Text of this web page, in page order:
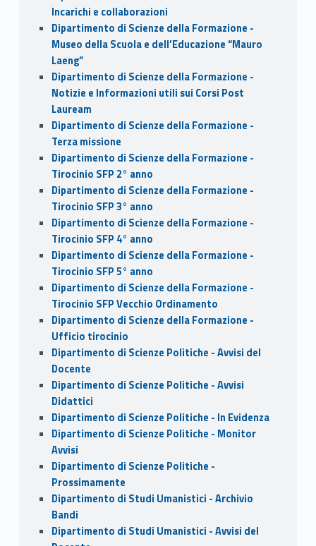
Incarichi e collaborazioni
Dipartimento di Scienze della Formazione -
Museo della Scuola e dell’Educazione “Mauro
Laeng”
Dipartimento di Scienze della Formazione -
Notizie e Informazioni utili sui Corsi Post
Lauream
Dipartimento di Scienze della Formazione -
Terza missione
Dipartimento di Scienze della Formazione -
Tirocinio SFP 2° anno
Dipartimento di Scienze della Formazione -
Tirocinio SFP 3° anno
Dipartimento di Scienze della Formazione -
Tirocinio SFP 4° anno
Dipartimento di Scienze della Formazione -
Tirocinio SFP 5° anno
Dipartimento di Scienze della Formazione -
Tirocinio SFP Vecchio Ordinamento
Dipartimento di Scienze della Formazione -
Ufficio tirocinio
Dipartimento di Scienze Politiche - Avvisi del
Docente
Dipartimento di Scienze Politiche - Avvisi
Didattici
Dipartimento di Scienze Politiche - In Evidenza
Dipartimento di Scienze Politiche - Monitor
Avvisi
Dipartimento di Scienze Politiche -
Prossimamente
Dipartimento di Studi Umanistici - Archivio
Bandi
Dipartimento di Studi Umanistici - Avvisi del